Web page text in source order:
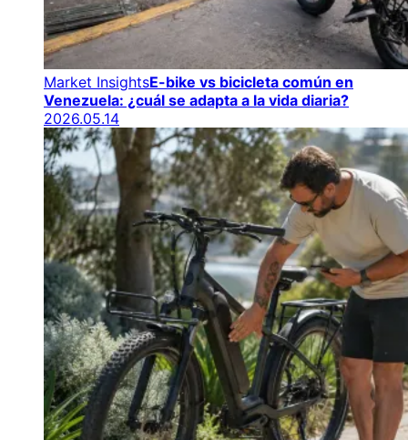
Market InsightsE-bike vs bicicleta común en
Venezuela: ¿cuál se adapta a la vida diaria?
2026.05.14